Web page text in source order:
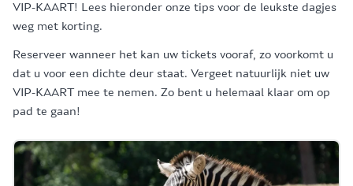
VIP-KAART! Lees hieronder onze tips voor de leukste dagjes
weg met korting.
Reserveer wanneer het kan uw tickets vooraf, zo voorkomt u
dat u voor een dichte deur staat. Vergeet natuurlijk niet uw
VIP-KAART mee te nemen. Zo bent u helemaal klaar om op
pad te gaan!